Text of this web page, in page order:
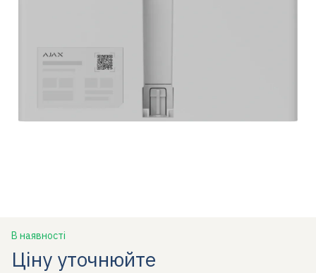
В наявності
Ціну уточнюйте